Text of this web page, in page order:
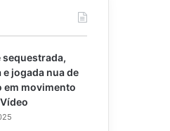
sequestrada,
jogada nua de
em movimento